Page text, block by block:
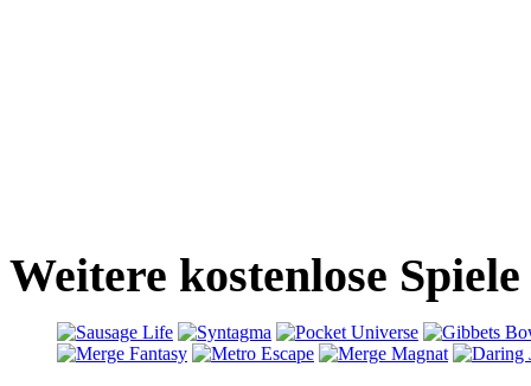
Weitere kostenlose